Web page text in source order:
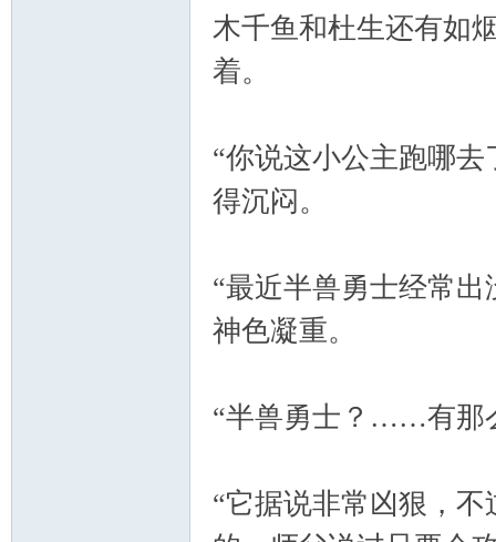
木千鱼和杜生还有如
着。
“你说这小公主跑哪
得沉闷。
“最近半兽勇士经常
神色凝重。
“半兽勇士？……有那
“它据说非常凶狠，